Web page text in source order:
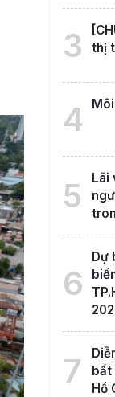
3
thị
4
5
Lãi
6
Dự
7
bất
Hồ